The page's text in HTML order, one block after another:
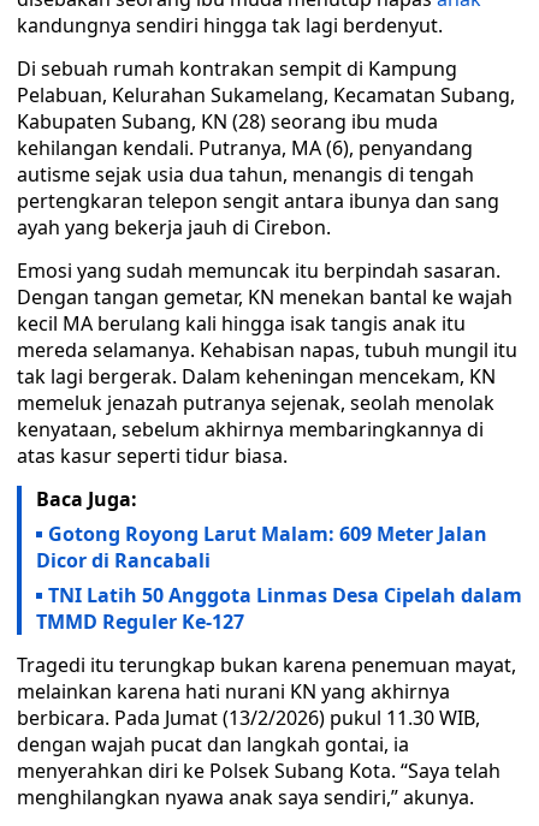
kandungnya sendiri hingga tak lagi berdenyut.
Di sebuah rumah kontrakan sempit di Kampung
Pelabuan, Kelurahan Sukamelang, Kecamatan Subang,
Kabupaten Subang, KN (28) seorang ibu muda
kehilangan kendali. Putranya, MA (6), penyandang
autisme sejak usia dua tahun, menangis di tengah
pertengkaran telepon sengit antara ibunya dan sang
ayah yang bekerja jauh di Cirebon.
Emosi yang sudah memuncak itu berpindah sasaran.
Dengan tangan gemetar, KN menekan bantal ke wajah
kecil MA berulang kali hingga isak tangis anak itu
mereda selamanya. Kehabisan napas, tubuh mungil itu
tak lagi bergerak. Dalam keheningan mencekam, KN
memeluk jenazah putranya sejenak, seolah menolak
kenyataan, sebelum akhirnya membaringkannya di
atas kasur seperti tidur biasa.
Baca Juga:
Gotong Royong Larut Malam: 609 Meter Jalan
Dicor di Rancabali
TNI Latih 50 Anggota Linmas Desa Cipelah dalam
TMMD Reguler Ke-127
Tragedi itu terungkap bukan karena penemuan mayat,
melainkan karena hati nurani KN yang akhirnya
berbicara. Pada Jumat (13/2/2026) pukul 11.30 WIB,
dengan wajah pucat dan langkah gontai, ia
menyerahkan diri ke Polsek Subang Kota. “Saya telah
menghilangkan nyawa anak saya sendiri,” akunya.